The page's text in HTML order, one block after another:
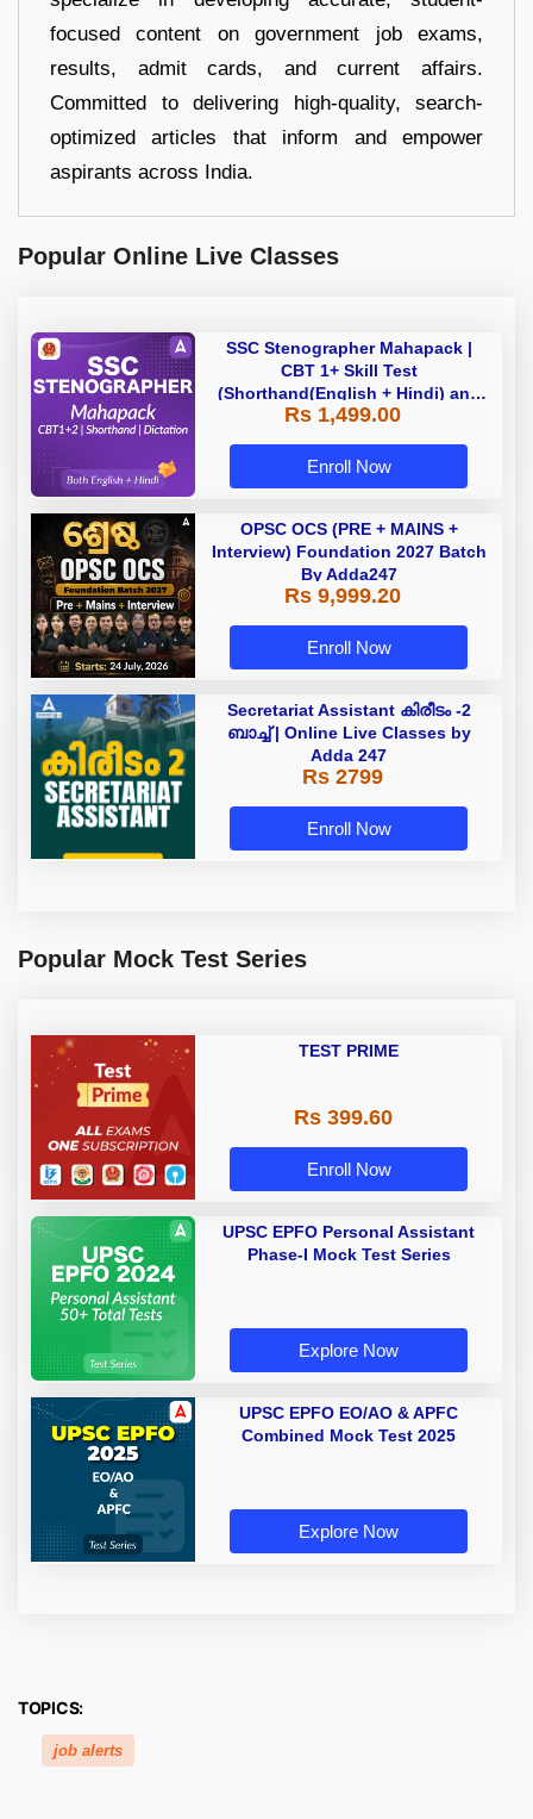
focused content on government job exams,
results, admit cards, and current affairs.
Committed to delivering high-quality, search-
optimized articles that inform and empower
aspirants across India.
Popular Online Live Classes
SSC Stenographer Mahapack |
CBT 1+ Skill Test
(Shorthand(English + Hindi) and
Dictation) | By Adda247
Rs 1,499.00
Enroll Now
OPSC OCS (PRE + MAINS +
Interview) Foundation 2027 Batch
By Adda247
Rs 9,999.20
Enroll Now
Secretariat Assistant കിരീടം -2
ബാച്ച് | Online Live Classes by
Adda 247
Rs 2799
Enroll Now
Popular Mock Test Series
TEST PRIME
Rs 399.60
Enroll Now
UPSC EPFO Personal Assistant
Phase-I Mock Test Series
Explore Now
UPSC EPFO EO/AO & APFC
Combined Mock Test 2025
Explore Now
TOPICS:
job alerts